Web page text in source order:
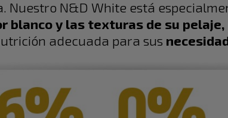
Nuestro N&D White está
blanco y las texturas de su pelaje,
adecuada para sus